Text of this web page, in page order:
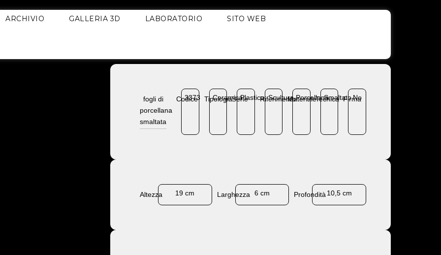
ARCHIVIO GALLERIA 3D LABORATORIO SITO WEB
fogli di
porcellana
smaltata
Codice
3373 Tipologia
Ceramica
SeriePlasticaRiferimento
SculturaMateriale
Porcellana
Tecnica
SmaltatoFirma
No
Altezza 19 cm Larghezza 6 cm Profondità 10,5 cm